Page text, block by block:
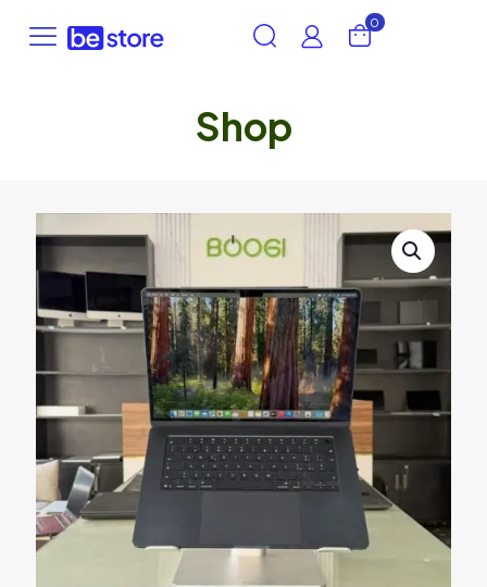
0
Shop